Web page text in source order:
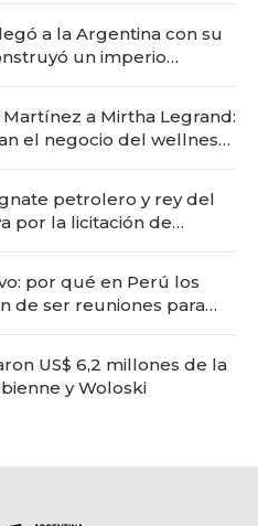
a la Argentina con su
un imperio
a Mirtha Legrand:
el negocio del wellness
petrolero y rey del
por la licitación de
por qué en Perú los
de ser reuniones para
US$ 6,2 millones de la
y Woloski